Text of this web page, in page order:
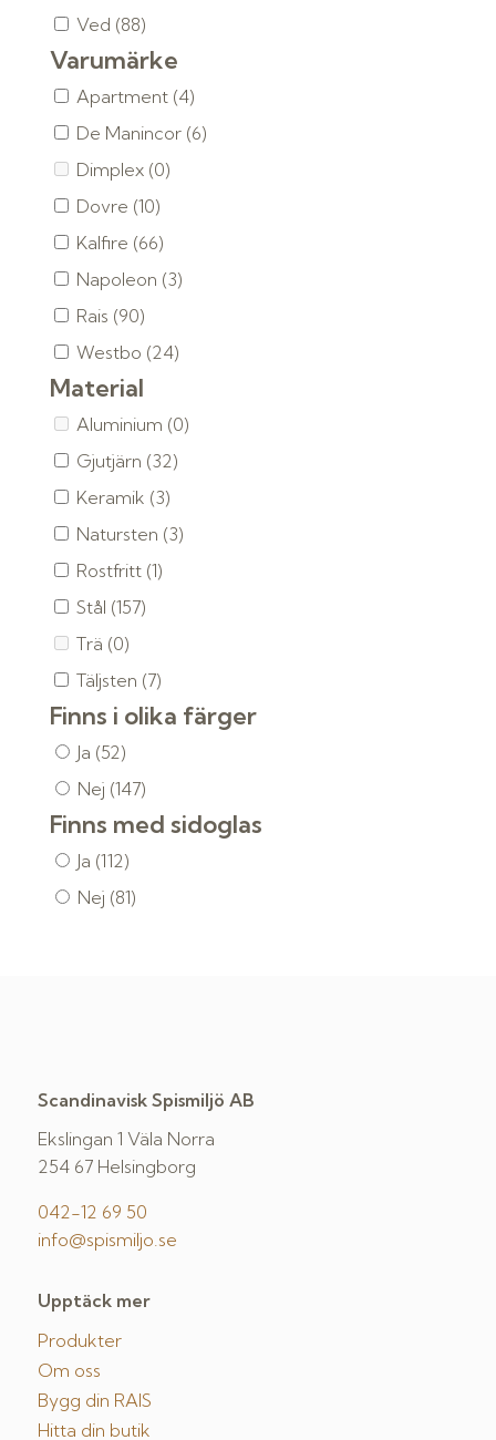
Ved (88)
Varumärke
Apartment (4)
De Manincor (6)
Dimplex (0)
Dovre (10)
Kalfire (66)
Napoleon (3)
Rais (90)
Westbo (24)
Material
Aluminium (0)
Gjutjärn (32)
Keramik (3)
Natursten (3)
Rostfritt (1)
Stål (157)
Trä (0)
Täljsten (7)
Finns i olika färger
Ja (52)
Nej (147)
Finns med sidoglas
Ja (112)
Nej (81)
Scandinavisk Spismiljö AB
Ekslingan 1 Väla Norra
254 67 Helsingborg
042-12 69 50
info@spismiljo.se
Upptäck mer
Produkter
Om oss
Bygg din RAIS
Hitta din butik